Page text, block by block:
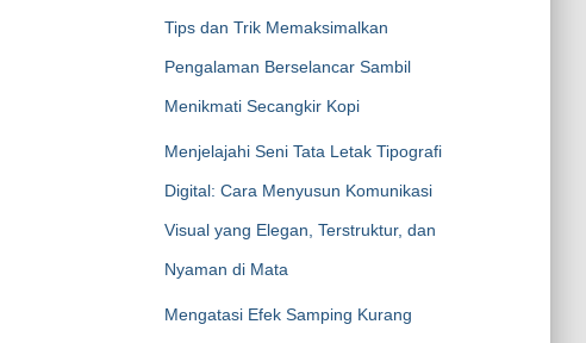
Tips dan Trik Memaksimalkan
Pengalaman Berselancar Sambil
Menikmati Secangkir Kopi
Menjelajahi Seni Tata Letak Tipografi
Digital: Cara Menyusun Komunikasi
Visual yang Elegan, Terstruktur, dan
Nyaman di Mata
Mengatasi Efek Samping Kurang